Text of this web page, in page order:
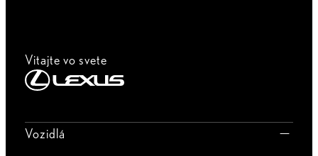
Vitajte vo svete
Vozidlá